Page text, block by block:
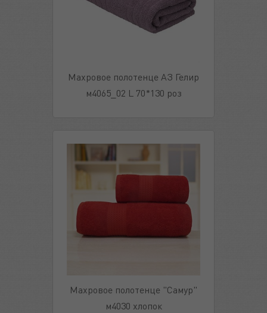
Махровое полотенце АЗ Гелир
м4065_02 L 70*130 роз
Махровое полотенце "Самур"
м4030 хлопок